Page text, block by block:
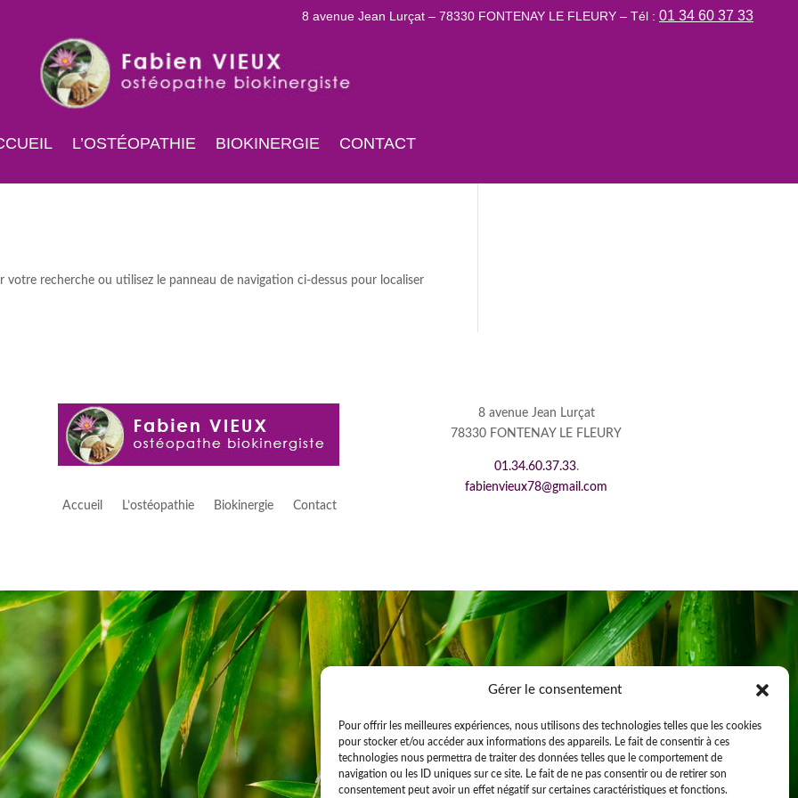
Gérer le consentement
Pour offrir les meilleures expériences, nous utilisons des technologies telles que les cookies
pour stocker et/ou accéder aux informations des appareils. Le fait de consentir à ces
technologies nous permettra de traiter des données telles que le comportement de
navigation ou les ID uniques sur ce site. Le fait de ne pas consentir ou de retirer son
consentement peut avoir un effet négatif sur certaines caractéristiques et fonctions.
8 avenue Jean Lurçat – 78330 FONTENAY LE FLEURY – Tél : 01 34 60 37 33
L’OSTÉOPATHIE BIOKINERGIE CONTACT
votre recherche ou utilisez le panneau de navigation ci-dessus pour localiser
Accueil L’ostéopathie Biokinergie Contact
8 avenue Jean Lurçat
78330 FONTENAY LE FLEURY
01.34.60.37.33.
fabienvieux78@gmail.com